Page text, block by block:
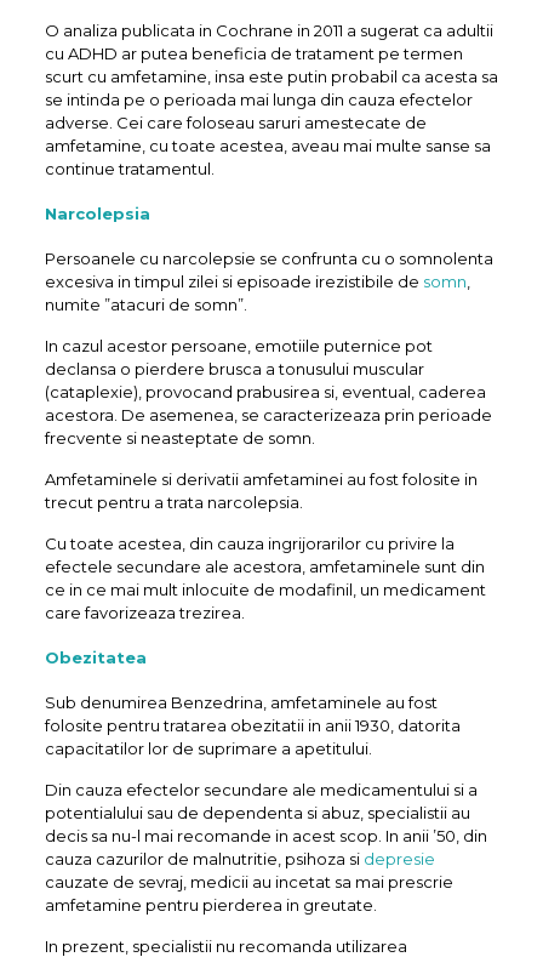
O analiza publicata in Cochrane in 2011 a sugerat ca adultii
cu ADHD ar putea beneficia de tratament pe termen
scurt cu amfetamine, insa este putin probabil ca acesta sa
se intinda pe o perioada mai lunga din cauza efectelor
adverse. Cei care foloseau saruri amestecate de
amfetamine, cu toate acestea, aveau mai multe sanse sa
continue tratamentul.
Narcolepsia
Persoanele cu narcolepsie se confrunta cu o somnolenta
excesiva in timpul zilei si episoade irezistibile de somn
numite ”atacuri de somn”.
In cazul acestor persoane, emotiile puternice pot
declansa o pierdere brusca a tonusului muscular
(cataplexie), provocand prabusirea si, eventual, caderea
acestora. De asemenea, se caracterizeaza prin perioade
frecvente si neasteptate de somn.
Amfetaminele si derivatii amfetaminei au fost folosite in
trecut pentru a trata narcolepsia.
Cu toate acestea, din cauza ingrijorarilor cu privire la
efectele secundare ale acestora, amfetaminele sunt din
ce in ce mai mult inlocuite de modafinil, un medicament
care favorizeaza trezirea.
Obezitatea
Sub denumirea Benzedrina, amfetaminele au fost
folosite pentru tratarea obezitatii in anii 1930, datorita
capacitatilor lor de suprimare a apetitului.
Din cauza efectelor secundare ale medicamentului si a
potentialului sau de dependenta si abuz, specialistii au
decis sa nu-l mai recomande in acest scop. In anii ’50, din
cauza cazurilor de malnutritie, psihoza si depresie
cauzate de sevraj, medicii au incetat sa mai prescrie
amfetamine pentru pierderea in greutate.
In prezent, specialistii nu recomanda utilizarea